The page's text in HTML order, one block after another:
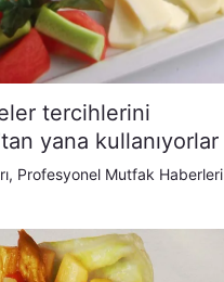
tercihlerini
yana kullanıyorlar
, Profesyonel Mutfak Haberleri